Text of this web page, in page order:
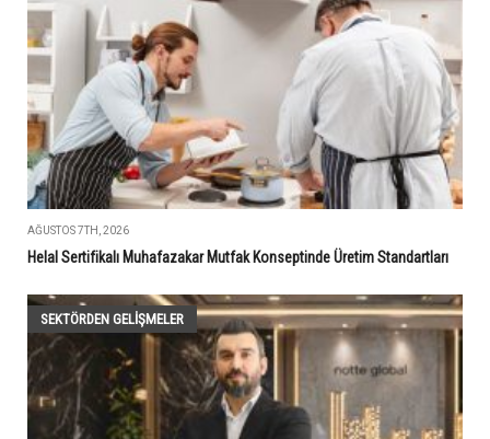
AĞUSTOS 7TH, 2026
Helal Sertifikalı Muhafazakar Mutfak Konseptinde Üretim Standartları
SEKTÖRDEN GELIŞMELER